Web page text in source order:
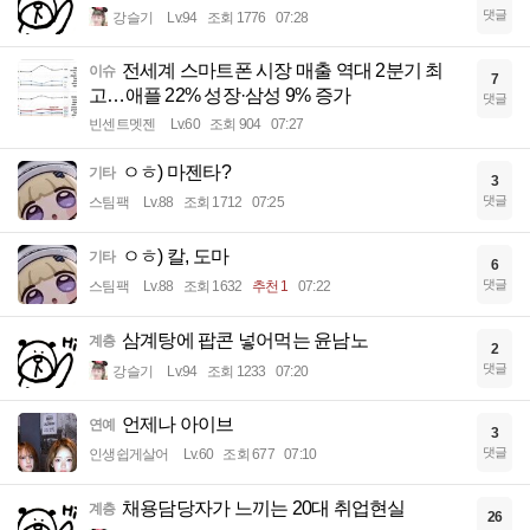
강슬기 Lv.94 조회 1776 07:28 댓글
이슈 전세계 스마트폰 시장 매출 역대 2분기 최
고…애플 22% 성장·삼성 9% 증가
빈센트멧젠 Lv.60 조회 904 07:27
7
댓글
기타 ㅇㅎ) 마젠타?
스팀팩 Lv.88 조회 1712 07:25
3
댓글
기타 ㅇㅎ) 칼, 도마
스팀팩 Lv.88 조회 1632 추천 1 07:22
6
댓글
계층 삼계탕에 팝콘 넣어먹는 윤남노
강슬기 Lv.94 조회 1233 07:20
2
댓글
연예 언제나 아이브
인생쉽게살어 Lv.60 조회 677 07:10
3
댓글
계층 채용담당자가 느끼는 20대 취업현실 26